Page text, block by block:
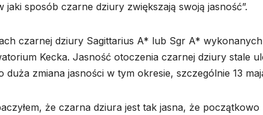
jaki sposób czarne dziury zwiększają swoją jasność”.
czarnej dziury Sagittarius A* lub Sgr A*
Kecka. Jasność otoczenia czarnej dziury stale
zmiana jasności w tym okresie, szczególnie 13
że czarna dziura jest tak jasna, że początkowo